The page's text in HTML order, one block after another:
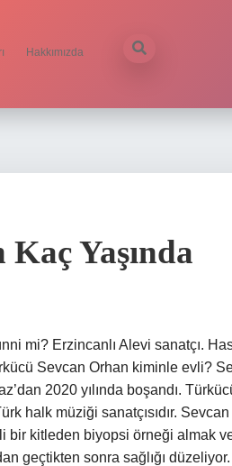
Hakkımızda
Yaşında
mi? Erzincanlı Alevi sanatçı.
Sevcan Orhan kiminle evli?
2020 yılında boşandı.
halk müziği sanatçısıdır.
kitleden biyopsi örneği almak
geçtikten sonra sağlığı